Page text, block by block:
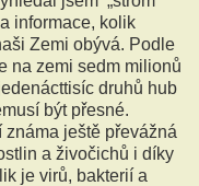
informace, kolik
Zemi obývá. Podle
na zemi sedm milionů
druhů hub
být přesné.
ještě převážná
a živočichů i díky
je virů, bakterií a